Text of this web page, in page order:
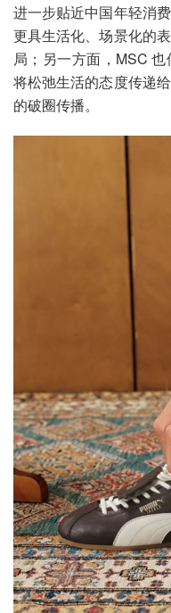
进一步贴近中国年轻消
更具生活化、场景化的
局；另一方面，MSC
将松弛生活的态度传递
的破圈传播。